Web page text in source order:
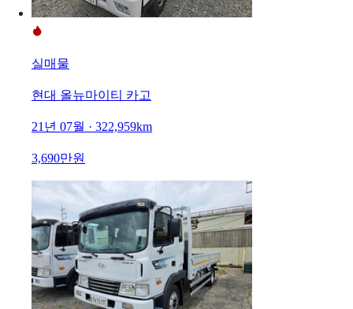
실매물
현대 올뉴마이티 카고
21년 07월 · 322,959km
3,690만원